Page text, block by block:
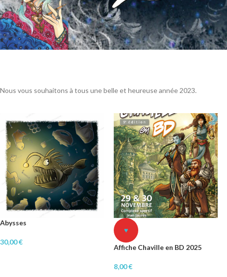
Nous vous souhaitons à tous une belle et heureuse année 2023.
Abysses
30,00€
♥
Affiche Chaville en BD 2025
8,00€